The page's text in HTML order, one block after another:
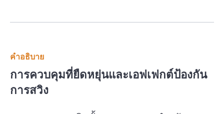
คำอธิบาย
การควบคุมที่ยืดหยุ่นและเอฟเฟกต์ป้องกัน
การสวิง